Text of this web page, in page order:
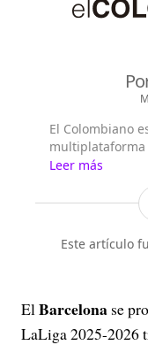
El Colombiano
multiplataforma
existencia.
Antioquia.
Francisco de
la
periodísticos
que provee a
Leer más
Este artículo
ElBarcelona se
LaLiga 2025-2026